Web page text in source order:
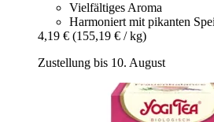
Vielfältiges Aroma
Harmoniert mit pikanten
4,19 € (155,19 € / kg)
Zustellung bis 10. August